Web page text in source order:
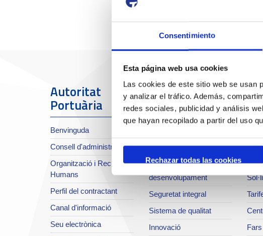
Consentimiento
Esta página web usa cookies
Las cookies de este sitio web se usan
y analizar el tráfico. Además,
redes sociales, publicidad y análisis
que hayan recopilado a partir del uso
Rechazar todas las cookies
Autoritat
Portuària
Benvinguda
Consell d'administració
Organització i Recursos
Humans
Perfil del contractant
Canal d'informació
Seu electrònica
El Port
Sobre el Port
Infraestructures en
desenvolupament
Seguretat integral
Sistema de qualitat
Innovació